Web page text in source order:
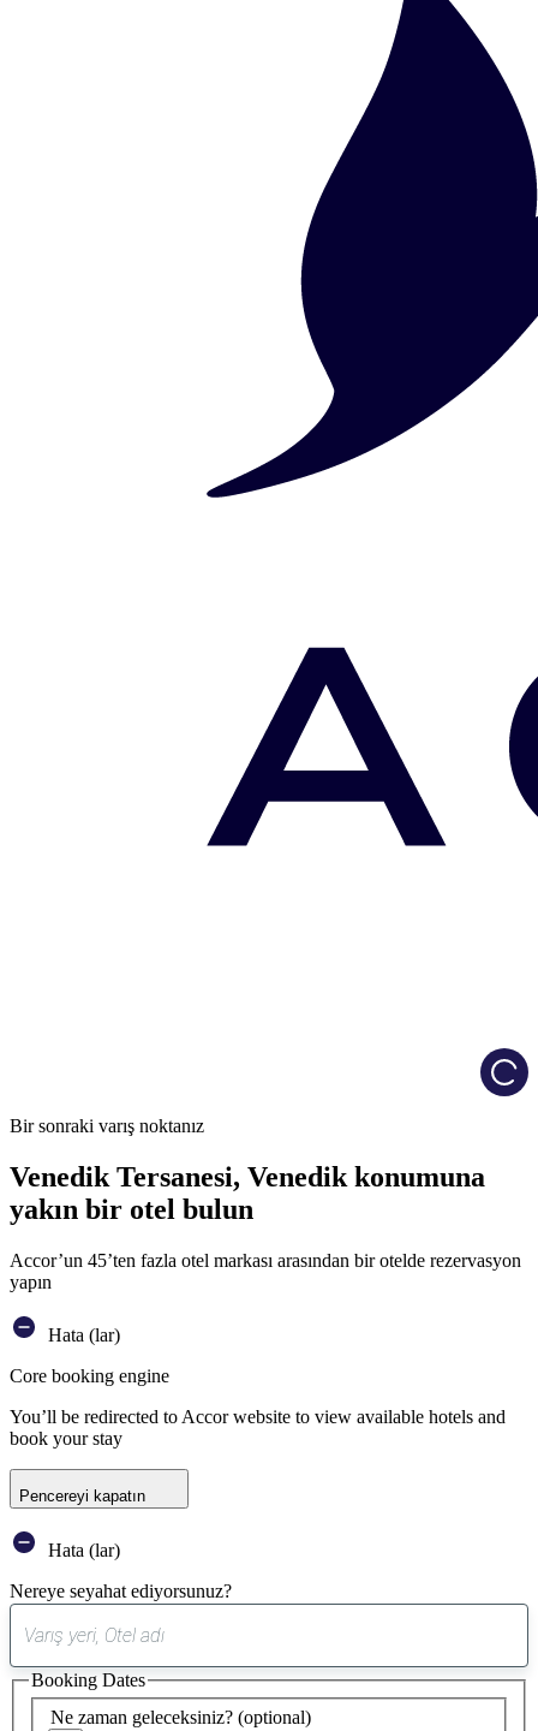
Bir sonraki varış noktanız
Venedik Tersanesi, Venedik konumuna
yakın bir otel bulun
Accor’un 45’ten fazla otel markası arasından bir otelde rezervasyon
yapın
Hata (lar)
Core booking engine
You’ll be redirected to Accor website to view available hotels and
book your stay
Pencereyi kapatın
Hata (lar)
Nereye seyahat ediyorsunuz?
öneri
bulundu
Ne zaman geleceksiniz? (optional)
Booking Dates